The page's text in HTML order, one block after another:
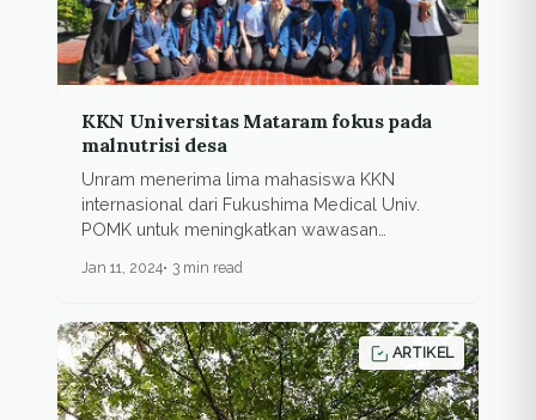
KKN Universitas Mataram fokus pada
malnutrisi desa
Unram menerima lima mahasiswa KKN
internasional dari Fukushima Medical Univ.
POMK untuk meningkatkan wawasan
Jan 11, 2024 3 min read
ARTIKEL